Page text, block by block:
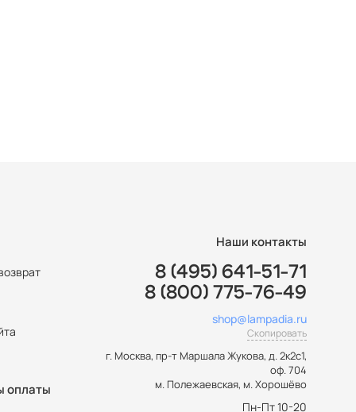
оплаты
Наши контакты
8 (495) 641-51-71
8 (800) 775-76-49
shop@lampadia.ru
Скопировать
г. Москва, пр-т Маршала Жукова, д. 2к2с1,
оф. 704
м. Полежаевская, м. Хорошёво
Пн-Пт 10-20